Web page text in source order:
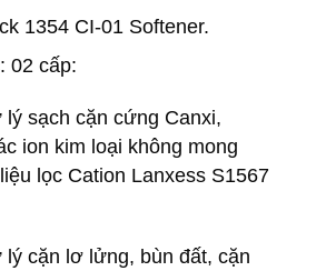
1354 CI-01 Softener.
: 02 cấp:
lý sạch cặn cứng Canxi,
ion kim loại không mong
lọc Cation Lanxess S1567
lý cặn lơ lửng, bùn đất, cặn